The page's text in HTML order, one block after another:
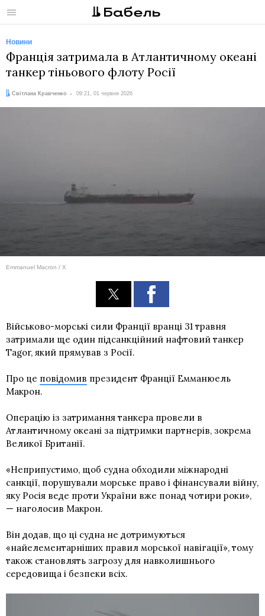
Меню
Новини
Франція затримала в Атлантичному океані
танкер тіньового флоту Росії
Автор:
Світлана Кравченко
Дата: 09:21, 01 червня 2026
Emmanuel Macron / X
Військово-морські сили Франції вранці 31 травня
затримали ще один підсанкційний нафтовий танкер
Tagor, який прямував з Росії.
Про це повідомив президент Франції Емманюель
Макрон.
Операцію із затримання танкера провели в
Атлантичному океані за підтримки партнерів, зокрема
Великої Британії.
«Неприпустимо, щоб судна обходили міжнародні
санкції, порушували морське право і фінансували війну,
яку Росія веде проти України вже понад чотири роки»,
— наголосив Макрон.
Він додав, що ці судна не дотримуються
«найелементарніших правил морської навігації», тому
також становлять загрозу для навколишнього
середовища і безпеки всіх.